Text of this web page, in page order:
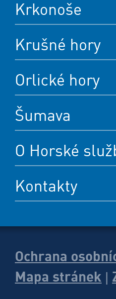
Krkonoše
Krušné hory
Orlické hory
Šumava
O Horské
Kontakty
Ochrana
Mapa stránek